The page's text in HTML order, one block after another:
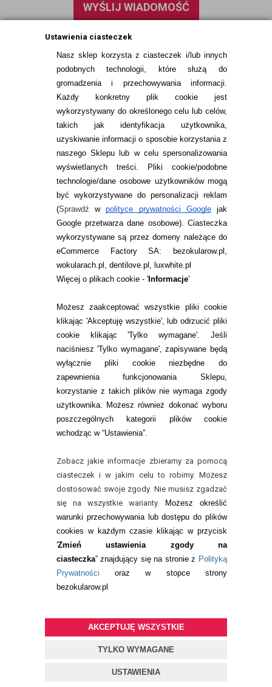
Ustawienia ciasteczek
Nasz sklep korzysta z ciasteczek i/lub innych
podobnych technologii, które służą do
gromadzenia i przechowywania informacji.
Każdy konkretny plik cookie jest
wykorzystywany do określonego celu lub celów,
takich jak identyfikacja użytkownika,
uzyskiwanie informacji o sposobie korzystania z
naszego Sklepu lub w celu spersonalizowania
wyświetlanych treści.
Pliki cookie/podobne
technologie/dane osobowe użytkowników mogą
być wykorzystywane do personalizacji reklam
(Sprawdźwpolityce prywatności Googlejak
Google przetwarza dane osobowe). Ciasteczka
wykorzystywane są przez domeny należące do
eCommerce Factory SA: bezokularow.pl,
wokularach.pl, dentilove.pl, luxwhite.pl
Więcej o plikach cookie - 'Informacje'
Możesz zaakceptować wszystkie pliki cookie
klikając 'Akceptuję wszystkie', lub odrzucić pliki
cookie klikając 'Tylko wymagane'. Jeśli
naciśniesz 'Tylko wymagane', zapisywane będą
wyłącznie pliki cookie niezbędne do
zapewnienia funkcjonowania Sklepu,
korzystanie z takich plików nie wymaga zgody
użytkownika. Możesz również dokonać wyboru
poszczególnych kategorii plików cookie
wchodząc w “Ustawienia”.
Zobacz jakie informacje zbieramy za pomocą
ciasteczek i w jakim celu to robimy. Możesz
dostosować swoje zgody. Nie musisz zgadzać
się na wszystkie warianty.
Możesz określić
warunki przechowywania lub dostępu do plików
cookies w każdym czasie klikając w przycisk
'Zmień ustawienia zgody na
ciasteczka” znajdujący się na stronie z Polityką
Prywatności oraz w stopce strony
bezokularow.pl
AKCEPTUJĘ WSZYSTKIE
TYLKO WYMAGANE
USTAWIENIA
WYŚLIJ WIADOMOŚĆ
INFORMACJE KONTAKTOWE
JAK ZAMAWIAĆ?
ZWROTY I REKLAMACJA
WARUNKI ZAKUPÓW
RANKINGI SOCZEWEK
SOCZEWKI KOLOROWE
Zwrot (odstąpienie od umowy)
ZMIEŃ USTAWIENIA ZGODY NA CIASTECZKA
KONTAKT
telefon:
22 113 44 42
telefon:
732 08 08 72
kontakt@bezokularow.pl
BEZOKULARÓW.PL | soczewki kontaktowe i płyny